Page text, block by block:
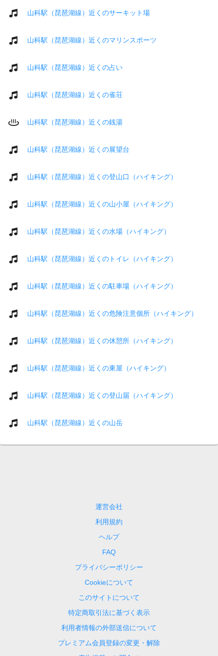
山科駅（琵琶湖線）近くのサーキット場
山科駅（琵琶湖線）近くのマリンスポーツ
山科駅（琵琶湖線）近くの占い
山科駅（琵琶湖線）近くの雀荘
山科駅（琵琶湖線）近くの銭湯
山科駅（琵琶湖線）近くの展望台
山科駅（琵琶湖線）近くの登山口（ハイキング）
山科駅（琵琶湖線）近くの山小屋（ハイキング）
山科駅（琵琶湖線）近くの水場（ハイキング）
山科駅（琵琶湖線）近くのトイレ（ハイキング）
山科駅（琵琶湖線）近くの駐車場（ハイキング）
山科駅（琵琶湖線）近くの危険注意個所（ハイキング）
山科駅（琵琶湖線）近くの休憩所（ハイキング）
山科駅（琵琶湖線）近くの東屋（ハイキング）
山科駅（琵琶湖線）近くの登山届（ハイキング）
山科駅（琵琶湖線）近くの山岳
運営会社
利用規約
ヘルプ
FAQ
プライバシーポリシー
Cookieについて
このサイトについて
特定商取引法に基づく表示
利用者情報の外部送信について
プレミアム会員登録の変更・解除